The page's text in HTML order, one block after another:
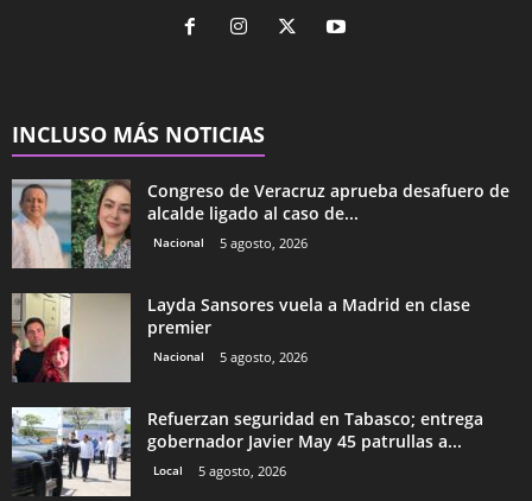
INCLUSO MÁS NOTICIAS
Congreso de Veracruz aprueba desafuero de
alcalde ligado al caso de...
Nacional 5 agosto, 2026
Layda Sansores vuela a Madrid en clase
premier
Nacional 5 agosto, 2026
Refuerzan seguridad en Tabasco; entrega
gobernador Javier May 45 patrullas a...
Local 5 agosto, 2026